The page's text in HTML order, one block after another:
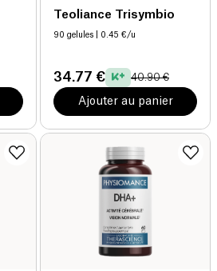
Teoliance Trisymbio
90 gelules | 0.45 €/u
34.77 € 40.90 €
Ajouter au panier